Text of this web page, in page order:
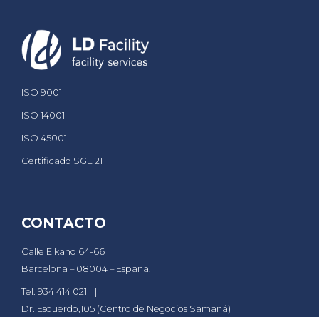
ISO 9001
ISO 14001
ISO 45001
Certificado SGE 21
CONTACTO
Calle Elkano 64-66
Barcelona – 08004 – España.
Tel. 934 414 021
Dr. Esquerdo,105 (Centro de Negocios Samaná)